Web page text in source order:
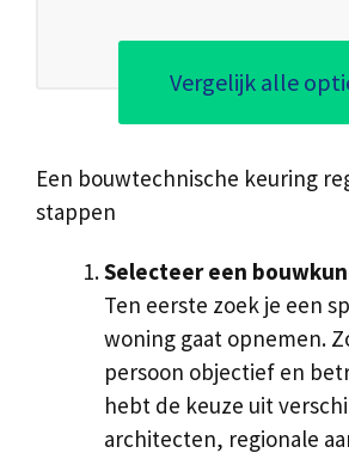
Vergelijk alle
Een bouwtechnische keuring
stappen
Selecteer een
Ten eerste zoek je een
woning gaat opnemen.
persoon objectief en
hebt de keuze uit
architecten, regionale